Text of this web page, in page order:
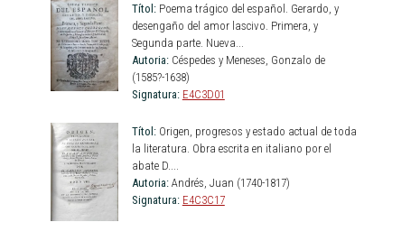
Títol:Poema trágico del español. Gerardo, y
desengaño del amor lascivo. Primera, y
Segunda parte. Nueva...
Autoria:Céspedes y Meneses, Gonzalo de
(1585?-1638)
Signatura: E4C3D01
Títol:Origen, progresos y estado actual de toda
la literatura. Obra escrita en italiano por el
abate D....
Autoria:Andrés, Juan (1740-1817)
Signatura: E4C3C17